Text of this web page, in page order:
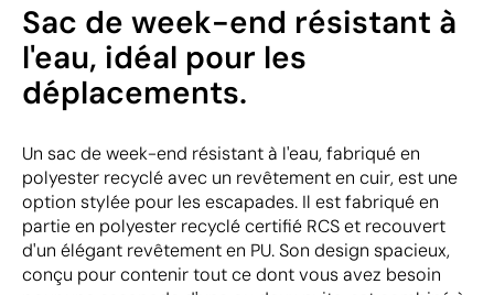
Sac de week-end résistant à
l'eau, idéal pour les
déplacements.
Un sac de week-end résistant à l'eau, fabriqué en
polyester recyclé avec un revêtement en cuir, est une
option stylée pour les escapades. Il est fabriqué en
partie en polyester recyclé certifié RCS et recouvert
d'un élégant revêtement en PU. Son design spacieux,
conçu pour contenir tout ce dont vous avez besoin